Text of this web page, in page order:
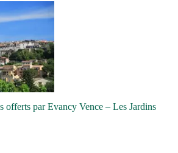
offerts par Evancy Vence – Les Jardins